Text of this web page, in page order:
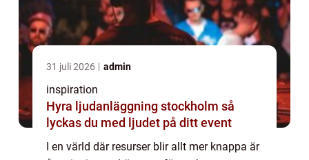
31 juli 2026 admin
inspiration
Hyra ljudanläggning stockholm så
lyckas du med ljudet på ditt event
I en värld där resurser blir allt mer knappa är